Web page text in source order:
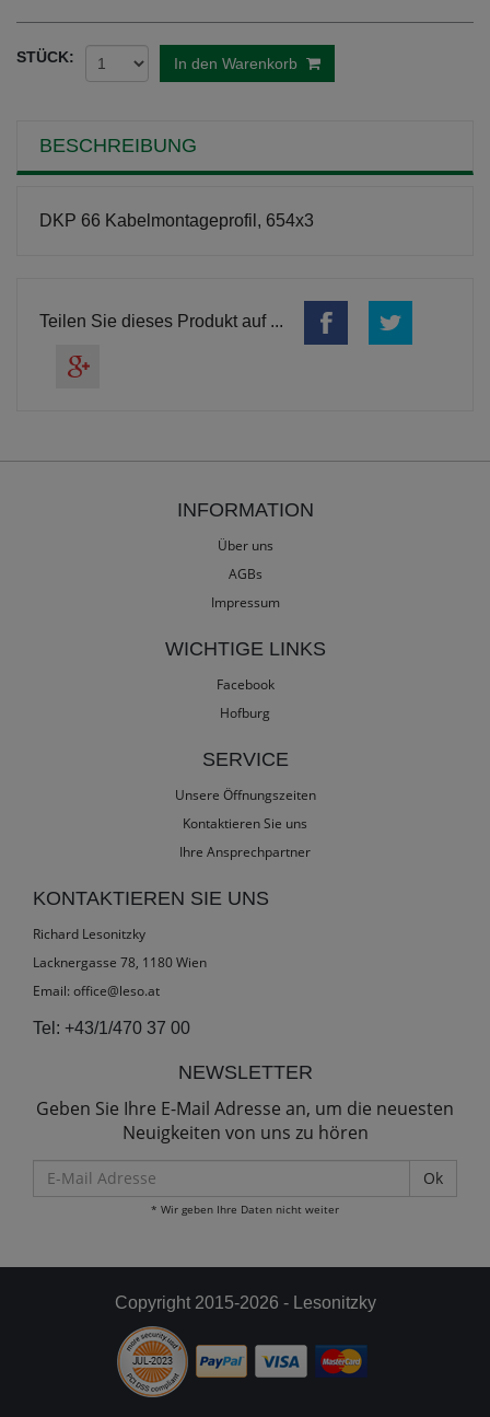
STÜCK: In den Warenkorb
BESCHREIBUNG
DKP 66 Kabelmontageprofil, 654x3
Teilen Sie dieses Produkt auf ...
INFORMATION
Über uns
AGBs
Impressum
WICHTIGE LINKS
Facebook
Hofburg
SERVICE
Unsere Öffnungszeiten
Kontaktieren Sie uns
Ihre Ansprechpartner
KONTAKTIEREN SIE UNS
Richard Lesonitzky
Lacknergasse 78, 1180 Wien
Email: office@leso.at
Tel: +43/1/470 37 00
NEWSLETTER
Geben Sie Ihre E-Mail Adresse an, um die neuesten
Neuigkeiten von uns zu hören
Mail
Adresse
* Wir geben Ihre Daten nicht weiter
Copyright 2015-2026 - Lesonitzky